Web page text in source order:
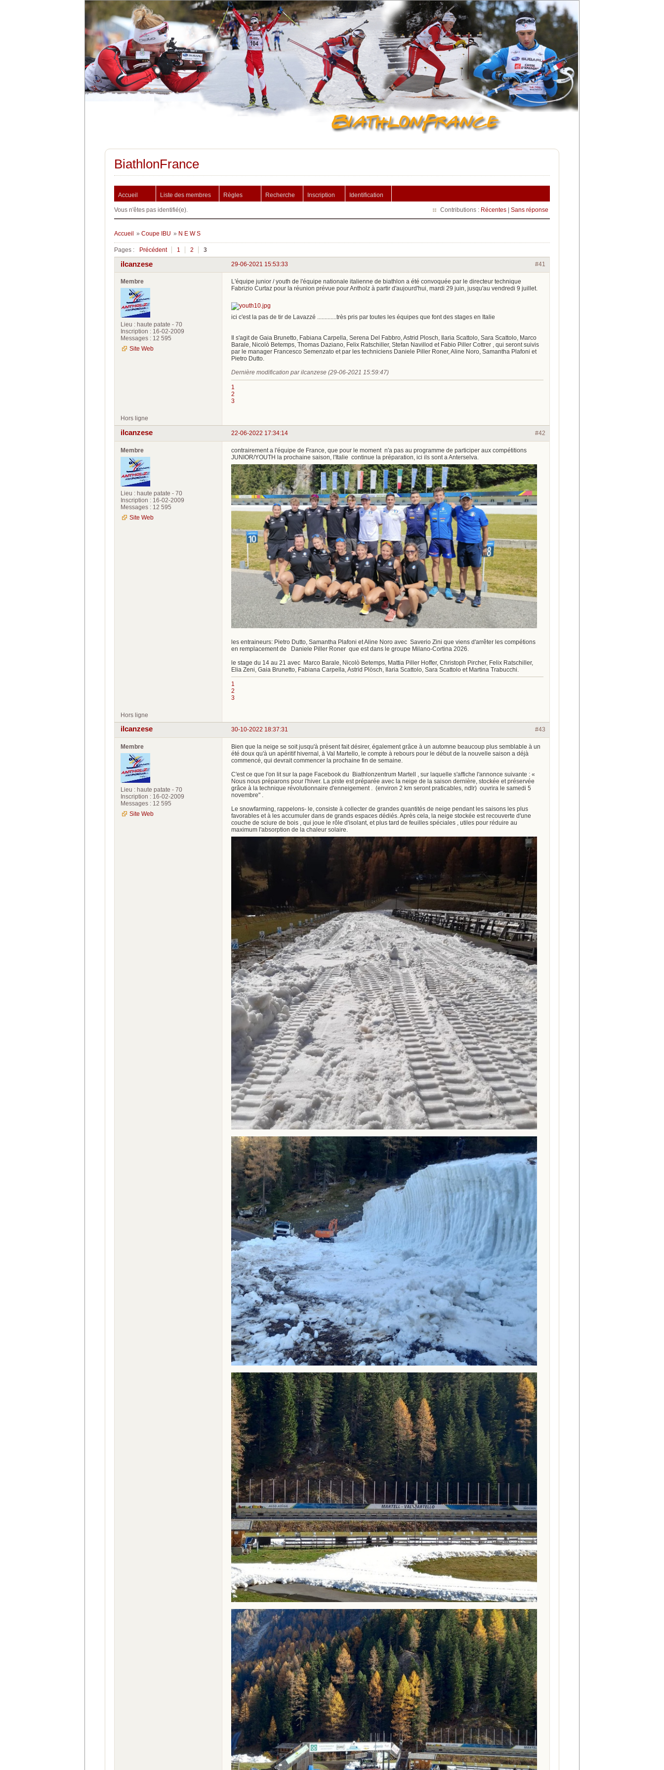
BiathlonFrance
Accueil Liste des membres Règles Recherche Inscription Identification
Vous n'êtes pas identifié(e). Contributions : Récentes Sans réponse
Accueil » Coupe IBU » N E W S
Pages : Précédent 1 2 3
#41
29-06-2021 15:53:33
ilcanzese
Membre
Lieu : haute patate - 70
Inscription : 16-02-2009
Messages : 12 595
Site Web
L'équipe junior / youth de l'équipe nationale italienne de biathlon a été convoquée par le directeur technique
Fabrizio Curtaz pour la réunion prévue pour Antholz à partir d'aujourd'hui, mardi 29 juin, jusqu'au vendredi 9 juillet.
ici c'est la pas de tir de Lavazzé .............très pris par toutes les équipes que font des stages en Italie
Il s'agit de Gaia Brunetto, Fabiana Carpella, Serena Del Fabbro, Astrid Plosch, Ilaria Scattolo, Sara Scattolo, Marco
Barale, Nicolò Betemps, Thomas Daziano, Felix Ratschiller, Stefan Navillod et Fabio Piller Cottrer , qui seront suivis
par le manager Francesco Semenzato et par les techniciens Daniele Piller Roner, Aline Noro, Samantha Plafoni et
Pietro Dutto.
Dernière modification par ilcanzese (29-06-2021 15:59:47)
1
2
3
Hors ligne
#42
22-06-2022 17:34:14
ilcanzese
Membre
Lieu : haute patate - 70
Inscription : 16-02-2009
Messages : 12 595
Site Web
contrairement a l'équipe de France, que pour le moment n'a pas au programme de participer aux compétitions
JUNIOR/YOUTH la prochaine saison, l'Italie continue la préparation, ici ils sont a Anterselva.
les entraineurs: Pietro Dutto, Samantha Plafoni et Aline Noro avec Saverio Zini que viens d'arrêter les compétions
en remplacement de Daniele Piller Roner que est dans le groupe Milano-Cortina 2026.
le stage du 14 au 21 avec Marco Barale, Nicolò Betemps, Mattia Piller Hoffer, Christoph Pircher, Felix Ratschiller,
Elia Zeni, Gaia Brunetto, Fabiana Carpella, Astrid Plösch, Ilaria Scattolo, Sara Scattolo et Martina Trabucchi.
1
2
3
Hors ligne
#43
30-10-2022 18:37:31
ilcanzese
Membre
Lieu : haute patate - 70
Inscription : 16-02-2009
Messages : 12 595
Site Web
Bien que la neige se soit jusqu'à présent fait désirer, également grâce à un automne beaucoup plus semblable à un
été doux qu'à un apéritif hivernal, à Val Martello, le compte à rebours pour le début de la nouvelle saison a déjà
commencé, qui devrait commencer la prochaine fin de semaine.
C'est ce que l'on lit sur la page Facebook du Biathlonzentrum Martell , sur laquelle s'affiche l'annonce suivante : «
Nous nous préparons pour l'hiver. La piste est préparée avec la neige de la saison dernière, stockée et préservée
grâce à la technique révolutionnaire d'enneigement . (environ 2 km seront praticables, ndlr) ouvrira le samedi 5
novembre" .
Le snowfarming, rappelons- le, consiste à collecter de grandes quantités de neige pendant les saisons les plus
favorables et à les accumuler dans de grands espaces dédiés. Après cela, la neige stockée est recouverte d'une
couche de sciure de bois , qui joue le rôle d'isolant, et plus tard de feuilles spéciales , utiles pour réduire au
maximum l'absorption de la chaleur solaire.